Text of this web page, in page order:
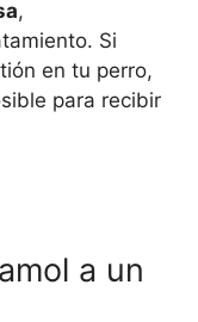
,
Si
en tu perro,
para recibir
a un